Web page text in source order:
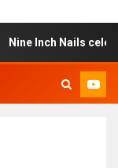
Nails celebran el